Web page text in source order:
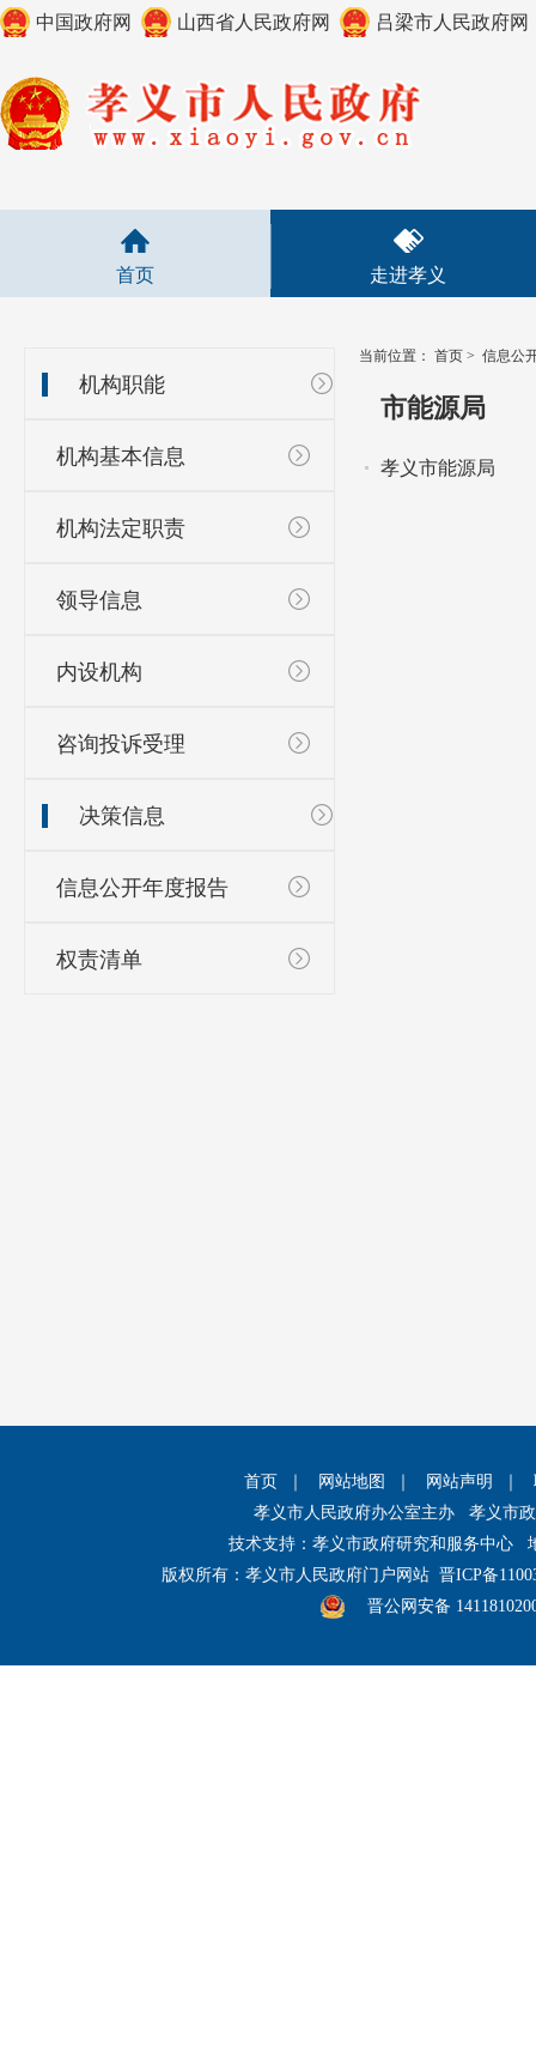
中国政府网 山西省人民政府网 吕梁市人民政府网
首页 走进孝义
机构职能
机构基本信息
机构法定职责
领导信息
内设机构
咨询投诉受理
决策信息
信息公开年度报告
权责清单
当前位置： 首页 > 信息公
市能源局
孝义市能源局
首页 网站地图 网站声明
孝义市人民政府办公室主办 孝义市
技术支持：孝义市政府研究和服务中心
版权所有：孝义市人民政府门户网站 晋ICP备
晋公网安备